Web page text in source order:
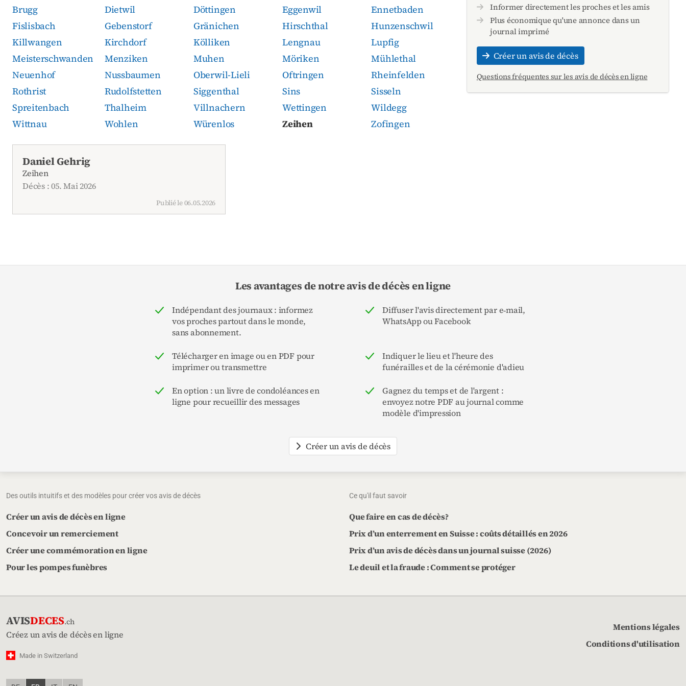
Brugg Dietwil Döttingen Eggenwil
Ennetbaden
Fislisbach
Gebenstorf Gränichen Hirschthal
Hunzenschwil
Killwangen
Kirchdorf Kölliken Lengnau
Lupfig
Meisterschwanden
Menziken Muhen Möriken
Mühlethal
Neuenhof
Nussbaumen Oberwil-Lieli Oftringen
Rheinfelden
Rothrist
Rudolfstetten Siggenthal Sins
Sisseln
Spreitenbach
Thalheim Villnachern Wettingen
Wildegg
Wittnau
Wohlen Würenlos Zeihen Zofingen
Daniel Gehrig
Zeihen
Décès : 05. Mai 2026
Publié le 06.05.2026
Informer directement les proches et les amis
Plus économique qu'une annonce dans un
journal imprimé
Créer un avis de décès
Questions fréquentes sur les avis de décès en ligne
Les avantages de notre avis de décès en ligne
Indépendant des journaux : informez
vos proches partout dans le monde,
sans abonnement.
Diffuser l'avis directement par e‑mail,
WhatsApp ou Facebook
Télécharger en image ou en PDF pour
imprimer ou transmettre
Indiquer le lieu et l'heure des
funérailles et de la cérémonie d'adieu
En option : un livre de condoléances en
ligne pour recueillir des messages
Gagnez du temps et de l'argent :
envoyez notre PDF au journal comme
modèle d'impression
Créer un avis de décès
Des outils intuitifs et des modèles pour créer vos avis de décès
Créer un avis de décès en ligne
Concevoir un remerciement
Créer une commémoration en ligne
Pour les pompes funèbres
Ce qu'il faut savoir
Que faire en cas de décès?
Prix d’un enterrement en Suisse : coûts détaillés en 2026
Prix d’un avis de décès dans un journal suisse (2026)
Le deuil et la fraude : Comment se protéger
AVISDECES.ch
Créez un avis de décès en ligne
Made in Switzerland
Mentions légales
Conditions d'utilisation